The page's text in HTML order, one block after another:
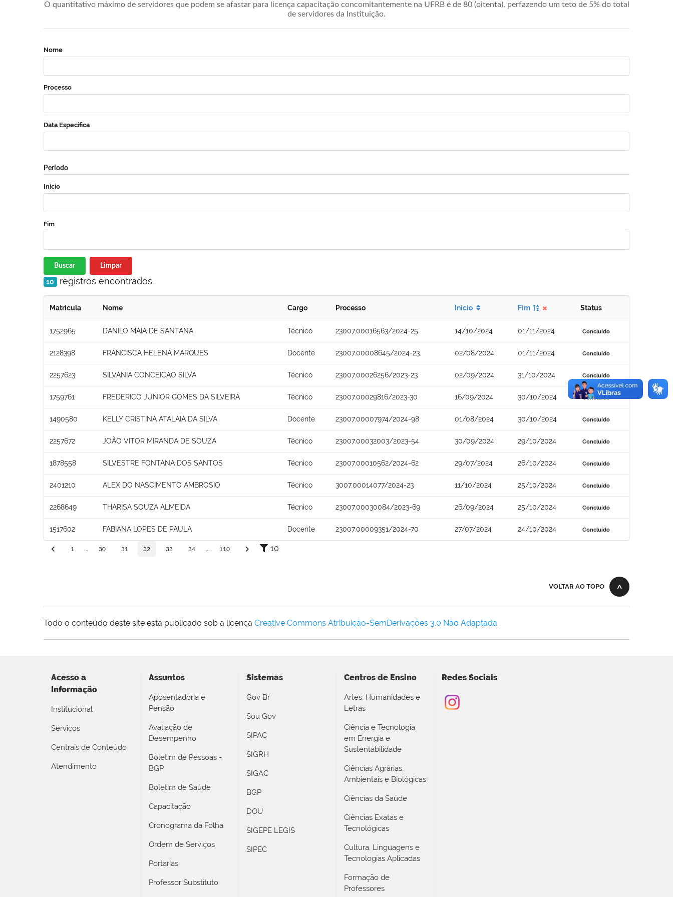
O quantitativo máximo de servidores que podem se afastar para licença capacitação concomitantemente na UFRB é de 80 (oitenta), perfazendo um teto de 5% do total
de servidores da Instituição.
Nome
Processo
Data Específica
Período
Início
Fim
Buscar Limpar
10 registros encontrados.
Matrícula Nome Cargo Processo Início Fim Status
1752965 DANILO MAIA DE SANTANA Técnico 23007.00016563/2024-25 14/10/2024 01/11/2024 Concluído
2128398 FRANCISCA HELENA MARQUES Docente 23007.00008645/2024-23 02/08/2024 01/11/2024 Concluído
2257623 SILVANIA CONCEICAO SILVA Técnico 23007.00026256/2023-23 02/09/2024 31/10/2024 Concluído
1759761 FREDERICO JUNIOR GOMES DA SILVEIRA Técnico 23007.00029816/2023-30 16/09/2024 30/10/2024 Concluído
1490580 KELLY CRISTINA ATALAIA DA SILVA Docente 23007.00007974/2024-98 01/08/2024 30/10/2024 Concluído
2257672 JOÃO VITOR MIRANDA DE SOUZA Técnico 23007.00032003/2023-54 30/09/2024 29/10/2024 Concluído
1878558 SILVESTRE FONTANA DOS SANTOS Técnico 23007.00010562/2024-62 29/07/2024 26/10/2024 Concluído
2401210 ALEX DO NASCIMENTO AMBROSIO Técnico 3007.00014077/2024-23 11/10/2024 25/10/2024 Concluído
2268649 THARISA SOUZA ALMEIDA Técnico 23007.00030084/2023-69 26/09/2024 25/10/2024 Concluído
1517602 FABIANA LOPES DE PAULA Docente 23007.00009351/2024-70 27/07/2024 24/10/2024 Concluído
1 30 31 32 33 34 110 10
VOLTAR AO TOPO
Todo o conteúdo deste site está publicado sob a licença Creative Commons Atribuição-SemDerivações 3.0 Não Adaptada.
Acesso a
Informação
Institucional
Serviços
Centrais de Conteúdo
Atendimento
Assuntos
Aposentadoria e
Pensão
Avaliação de
Desempenho
Boletim de Pessoas -
BGP
Boletim de Saúde
Capacitação
Cronograma da Folha
Ordem de Serviços
Portarias
Professor Substituto
Sistemas
Gov Br
Sou Gov
SIPAC
SIGRH
SIGAC
BGP
DOU
SIGEPE LEGIS
SIPEC
Centros de Ensino
Artes, Humanidades e
Letras
Ciência e Tecnologia
em Energia e
Sustentabilidade
Ciências Agrárias,
Ambientais e Biológicas
Ciências da Saúde
Ciências Exatas e
Tecnológicas
Cultura, Linguagens e
Tecnologias Aplicadas
Formação de
Professores
Redes Sociais